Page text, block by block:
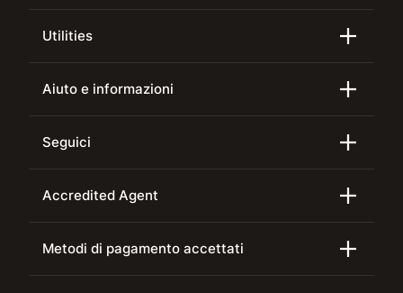
Utilities
Aiuto e informazioni
Seguici
Accredited Agent
Metodi di pagamento accettati